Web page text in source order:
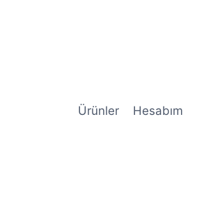
Ürünler Hesabım